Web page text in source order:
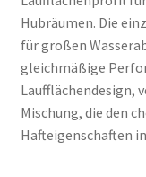
Hubräumen. Die
für großen
gleichmäßige
Laufflächendesign,
Mischung, die den
Hafteigenschaften